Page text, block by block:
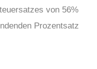
von 56%
Prozentsatz